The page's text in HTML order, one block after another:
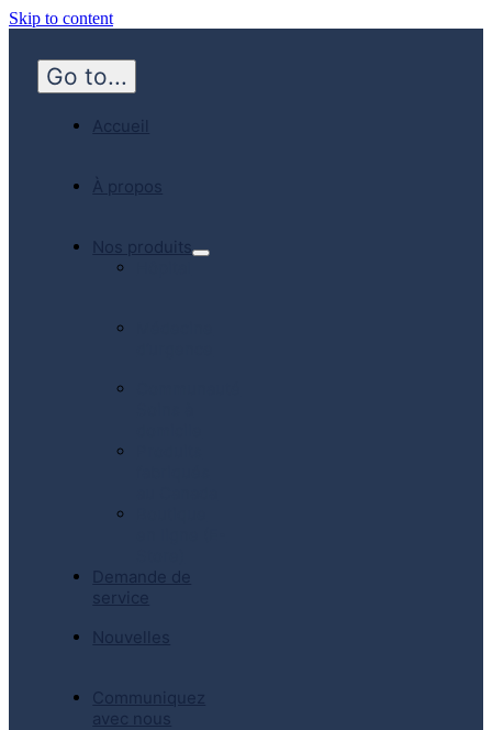
Skip to content
Go to...
Accueil
À propos
Nos produits
Demande de
service
Nouvelles
Communiquez
avec nous